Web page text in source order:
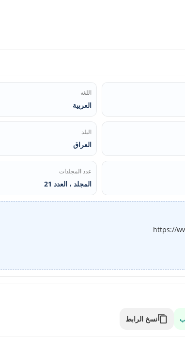
اللغة
العربية
البلد
العراق
عدد المجلدات
المجلد ، العدد 21
https://
نسخ الرابط